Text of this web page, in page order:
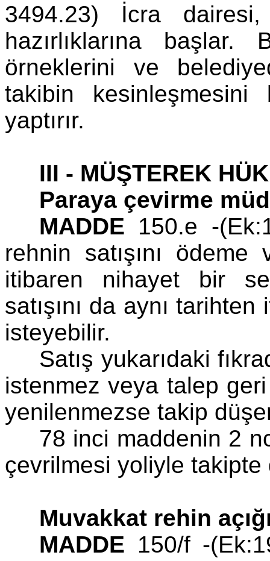
3494.23) İcra
hazırlıklarına
örneklerini ve
takibin kesinleşmesini
yaptırır.
III - MÜŞTEREK
Paraya çevirme
MADDE 150.e -
rehnin satışını
itibaren nihayet bir
satışını da aynı
isteyebilir.
Satış yukarıdaki
istenmez veya talep
yenilenmezse takip
78 inci maddenin 2
çevrilmesi yoliyle takipte
Muvakkat rehin
MADDE 150/f -